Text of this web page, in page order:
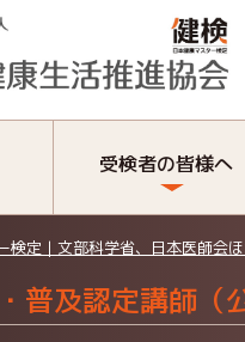
受検者の皆様へ
検定｜文部科学省、日本医師会
普及認定講師（